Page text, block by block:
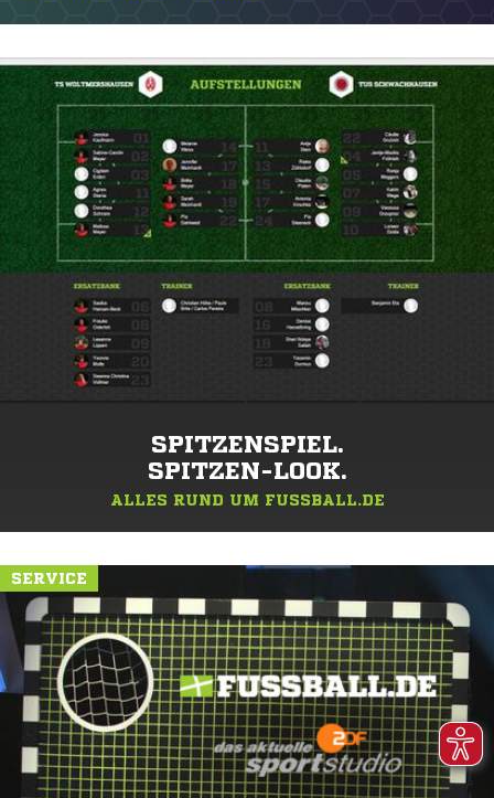
SPITZENSPIEL.
SPITZEN-LOOK.
ALLES RUND UM FUSSBALL.DE
SERVICE